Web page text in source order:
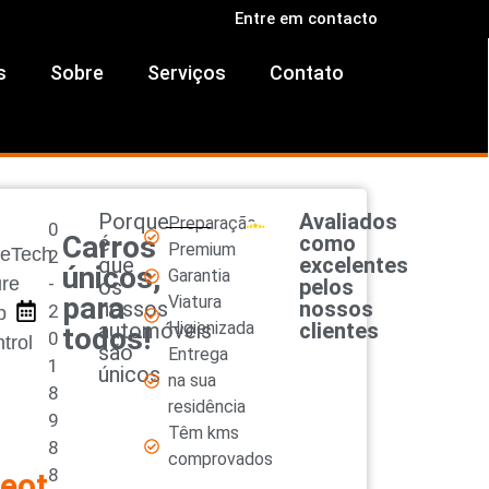
Entre em contacto
Sobre Serviços Contato
0
2
-
2
0
1
8
9
8
8
Carros
únicos,
para
todos!
Porque
é
que
os
nossos
automóveis
são
únicos
Preparação
Premium
Garantia
Viatura
Higienizada
Entrega
na sua
residência
Têm kms
comprovados
Avaliados
como
excelentes
pelos
nossos
clientes